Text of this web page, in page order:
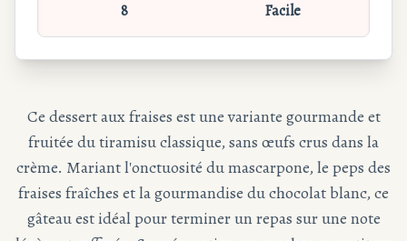
8 Facile
Ce dessert aux fraises est une variante gourmande et
fruitée du tiramisu classique, sans œufs crus dans la
crème. Mariant l'onctuosité du mascarpone, le peps des
fraises fraîches et la gourmandise du chocolat blanc, ce
gâteau est idéal pour terminer un repas sur une note